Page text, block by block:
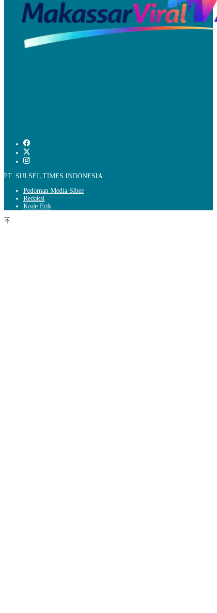
PT. SULSEL TIMES INDONESIA
Pedoman Media Siber
Redaksi
Kode Etik